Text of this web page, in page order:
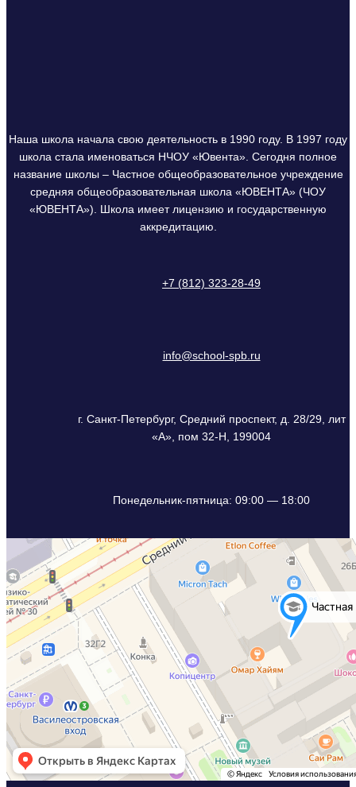
Наша школа начала свою деятельность в 1990 году. В 1997 году
школа стала именоваться НЧОУ «Ювента». Сегодня полное
название школы – Частное общеобразовательное учреждение
средняя общеобразовательная школа «ЮВЕНТА» (ЧОУ
«ЮВЕНТА»). Школа имеет лицензию и государственную
аккредитацию.
+7 (812) 323-28-49
info@school-spb.ru
г. Санкт-Петербург, Средний проспект, д. 28/29, лит
«А», пом 32-Н, 199004
Понедельник-пятница: 09:00 — 18:00